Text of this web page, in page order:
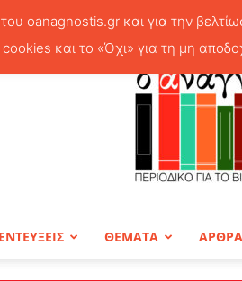
ΘΕΜΑΤΑ ΑΡΘΡΑ
oanagnostis.gr και για την
cookies και το «Όχι» για τη μη